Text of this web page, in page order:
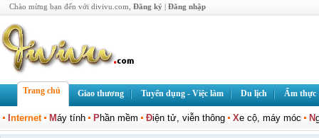
Chào mừng bạn đến với divivu.com, Đăng ký | Đăng nhập
Trang chủ Giao thương Tuyển dụng - Việc làm Du lịch Ẩm thực
nternet Máy tính Phần mềm Điện tử, viễn thông Xe cộ, máy móc N